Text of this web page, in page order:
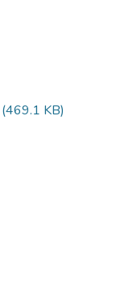
(469.1 KB)